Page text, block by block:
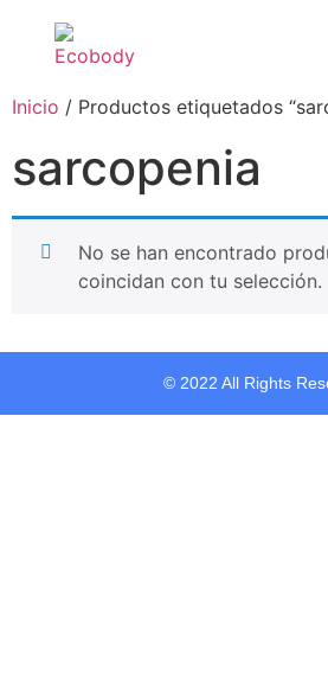
Inicio / Productos etiquetados
sarcopenia
No se han encontrado
coincidan con tu selección.
© 2022 All Rights